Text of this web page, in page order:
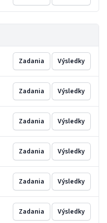
Zadania Výsledky
Zadania Výsledky
Zadania Výsledky
Zadania Výsledky
Zadania Výsledky
Zadania Výsledky